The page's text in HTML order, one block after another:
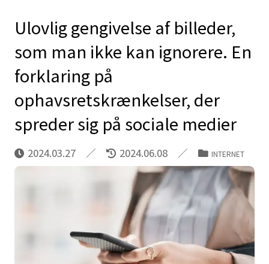
Ulovlig gengivelse af billeder,
som man ikke kan ignorere. En
forklaring på
ophavsretskrænkelser, der
spreder sig på sociale medier
2024.03.27 2024.06.08 INTERNET